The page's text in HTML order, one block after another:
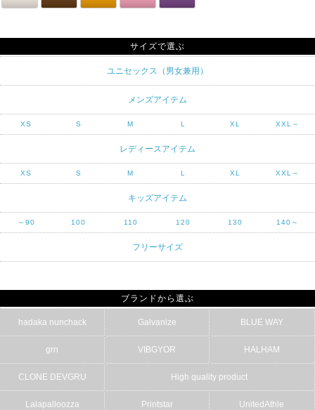
サイズで選ぶ
ユニセックス（男女兼用）
メンズアイテム
XS S M L XL XXL～
レディースアイテム
XS S M L XL XXL～
キッズアイテム
～90 100 110 120 130 140～
フリーサイズ
ブランドから選ぶ
hadaka nunchack Galvanize BLUE WAY
grn VIBGYOR HALHAM
CLONE DEVGRU High quality product
Lalapalloozza Printstar UnitedAthle